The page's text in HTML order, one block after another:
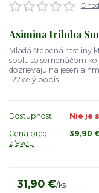
Asimina triloba
Mladá štepená rastliny
spolu so semenáčom
dozrievaju na jesen a
-22 celý popis
Dostupnosť
Nie je
Cena pred
zľavou
39,90
31,90 €/ks